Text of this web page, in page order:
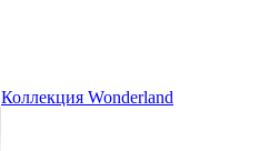
Коллекция Wonderland